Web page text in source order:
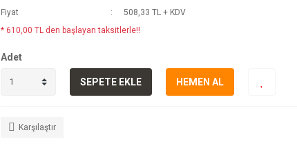
Fiyat
508,33 TL + KDV
* 610,00 TL den başlayan taksitlerle!!
Adet
SEPETE EKLE HEMEN AL
Karşılaştır